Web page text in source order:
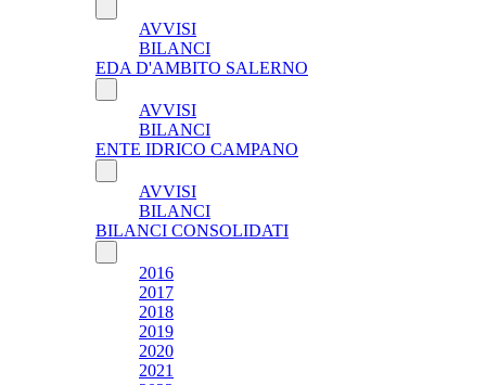
AVVISI
BILANCI
EDA D'AMBITO SALERNO
AVVISI
BILANCI
ENTE IDRICO CAMPANO
AVVISI
BILANCI
BILANCI CONSOLIDATI
2016
2017
2018
2019
2020
2021